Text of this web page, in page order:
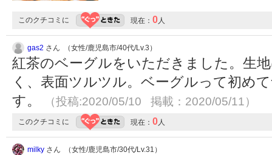
このクチコミに 現在： 0人
gas2 さん （女性/鹿児島市/40代/Lv.3）
紅茶のベーグルをいただきました。生
く、表面ツルツル。ベーグルって初め
す。
（投稿:2020/05/10 掲載：2020/05/11）
このクチコミに 現在： 0人
milky さん （女性/鹿児島市/30代/Lv.31）